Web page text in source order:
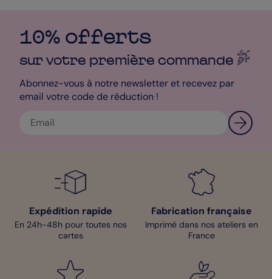
10% offerts
sur votre première commande
Abonnez-vous à notre newsletter et recevez par
email votre code de réduction !
Expédition rapide
En 24h-48h pour toutes nos
cartes
Fabrication française
Imprimé dans nos ateliers en
France